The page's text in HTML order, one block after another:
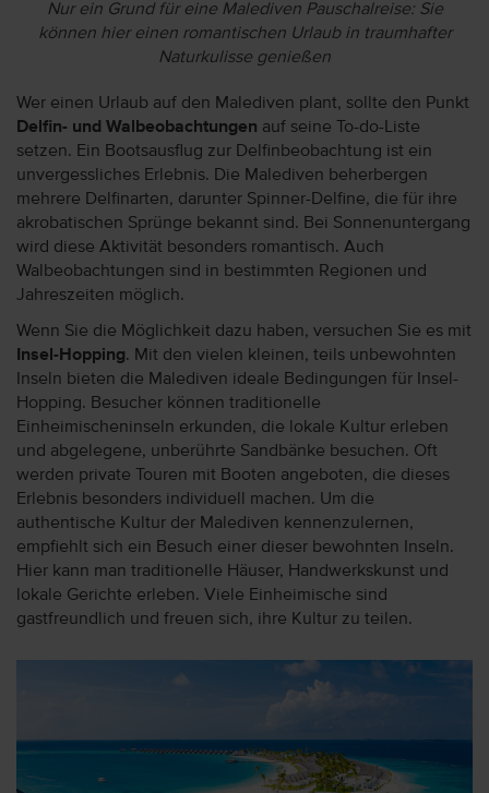
Nur ein Grund für eine Malediven Pauschalreise: Sie
können hier einen romantischen Urlaub in traumhafter
Naturkulisse genießen
Wer einen Urlaub auf den Malediven plant, sollte den Punkt
Delfin- und Walbeobachtungen auf seine To-do-Liste
setzen. Ein Bootsausflug zur Delfinbeobachtung ist ein
unvergessliches Erlebnis. Die Malediven beherbergen
mehrere Delfinarten, darunter Spinner-Delfine, die für ihre
akrobatischen Sprünge bekannt sind. Bei Sonnenuntergang
wird diese Aktivität besonders romantisch. Auch
Walbeobachtungen sind in bestimmten Regionen und
Jahreszeiten möglich.
Wenn Sie die Möglichkeit dazu haben, versuchen Sie es mit
Insel-Hopping. Mit den vielen kleinen, teils unbewohnten
Inseln bieten die Malediven ideale Bedingungen für Insel-
Hopping. Besucher können traditionelle
Einheimischeninseln erkunden, die lokale Kultur erleben
und abgelegene, unberührte Sandbänke besuchen. Oft
werden private Touren mit Booten angeboten, die dieses
Erlebnis besonders individuell machen. Um die
authentische Kultur der Malediven kennenzulernen,
empfiehlt sich ein Besuch einer dieser bewohnten Inseln.
Hier kann man traditionelle Häuser, Handwerkskunst und
lokale Gerichte erleben. Viele Einheimische sind
gastfreundlich und freuen sich, ihre Kultur zu teilen.